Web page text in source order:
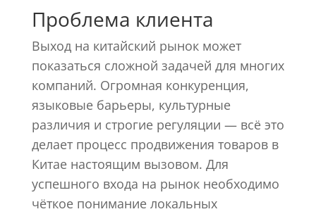
Проблема клиента
Выход на китайский рынок может
показаться сложной задачей для многих
компаний. Огромная конкуренция,
языковые барьеры, культурные
различия и строгие регуляции — всё это
делает процесс продвижения товаров в
Китае настоящим вызовом. Для
успешного входа на рынок необходимо
чёткое понимание локальных